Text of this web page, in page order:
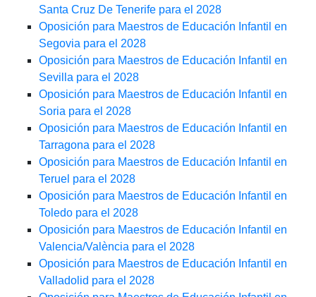
Santa Cruz De Tenerife para el 2028
Oposición para Maestros de Educación Infantil en
Segovia para el 2028
Oposición para Maestros de Educación Infantil en
Sevilla para el 2028
Oposición para Maestros de Educación Infantil en
Soria para el 2028
Oposición para Maestros de Educación Infantil en
Tarragona para el 2028
Oposición para Maestros de Educación Infantil en
Teruel para el 2028
Oposición para Maestros de Educación Infantil en
Toledo para el 2028
Oposición para Maestros de Educación Infantil en
Valencia/València para el 2028
Oposición para Maestros de Educación Infantil en
Valladolid para el 2028